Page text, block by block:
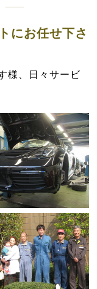
にお任せ下さ
様、日々サービ